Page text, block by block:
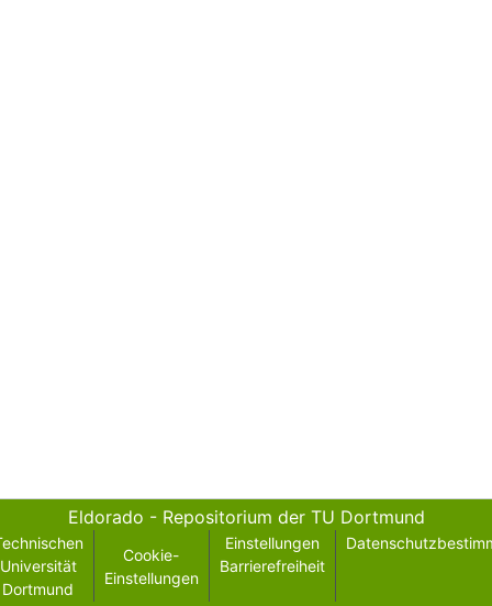
Eldorado - Repositorium der TU Dortmund
Universität
Dortmund
Cookie-
Einstellungen
Einstellungen
Barrierefreiheit